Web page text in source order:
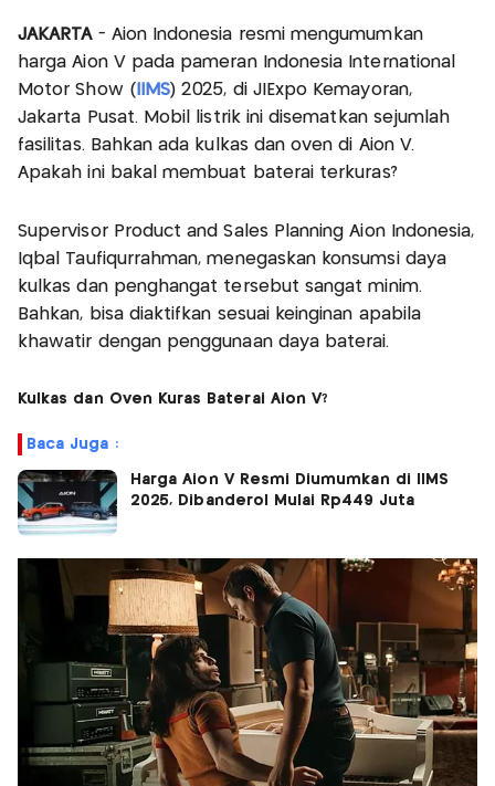
JAKARTA- Aion Indonesia resmi mengumumkan
harga Aion V pada pameran Indonesia International
Motor Show ( IIMS) 2025, di JIExpo Kemayoran,
Jakarta Pusat. Mobil listrik ini disematkan sejumlah
fasilitas. Bahkan ada kulkas dan oven di Aion V.
Apakah ini bakal membuat baterai terkuras?
Supervisor Product and Sales Planning Aion Indonesia,
Iqbal Taufiqurrahman, menegaskan konsumsi daya
kulkas dan penghangat tersebut sangat minim.
Bahkan, bisa diaktifkan sesuai keinginan apabila
khawatir dengan penggunaan daya baterai.
Kulkas dan Oven Kuras Baterai Aion V?
Baca Juga :
Harga Aion V Resmi Diumumkan di IIMS
2025, Dibanderol Mulai Rp449 Juta